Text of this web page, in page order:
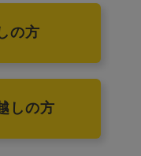
の方
しの方